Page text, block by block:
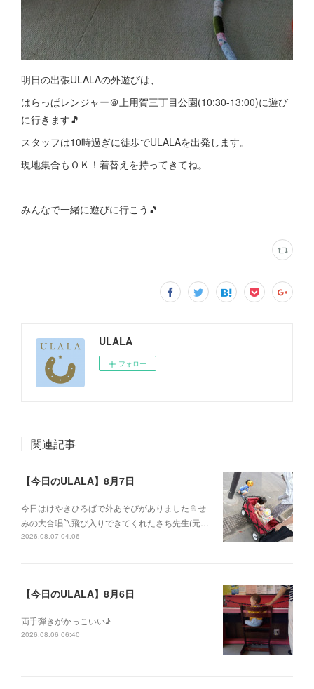
明日の出張ULALAの外遊びは、
はらっぱレンジャー＠上用賀三丁目公園(10:30-13:00)に遊び
に行きます🎵
スタッフは10時過ぎに徒歩でULALAを出発します。
現地集合もＯＫ！着替えを持ってきてね。
みんなで一緒に遊びに行こう🎵
ULALA
フォロー
関連記事
【今日のULALA】8月7日
今日はけやきひろばで外あそびがありました🚿せ
みの大合唱〽飛び入りできてくれたさち先生(元…
2026.08.07 04:06
【今日のULALA】8月6日
両手弾きがかっこいい♪
2026.08.06 06:40